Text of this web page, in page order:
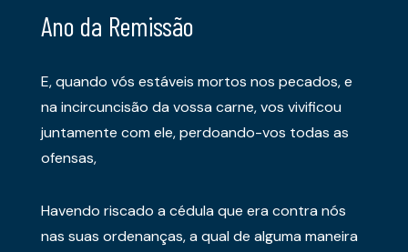
Ano da Remissão
E, quando vós estáveis mortos nos pecados, e
na incircuncisão da vossa carne, vos vivificou
juntamente com ele, perdoando-vos todas as
ofensas,
Havendo riscado a cédula que era contra nós
nas suas ordenanças, a qual de alguma maneira